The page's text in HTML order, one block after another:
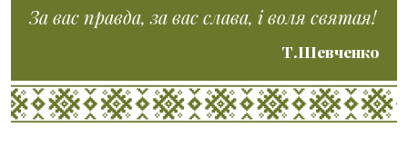
За вас правда, за вас слава, і воля святая!
Т.Шевченко